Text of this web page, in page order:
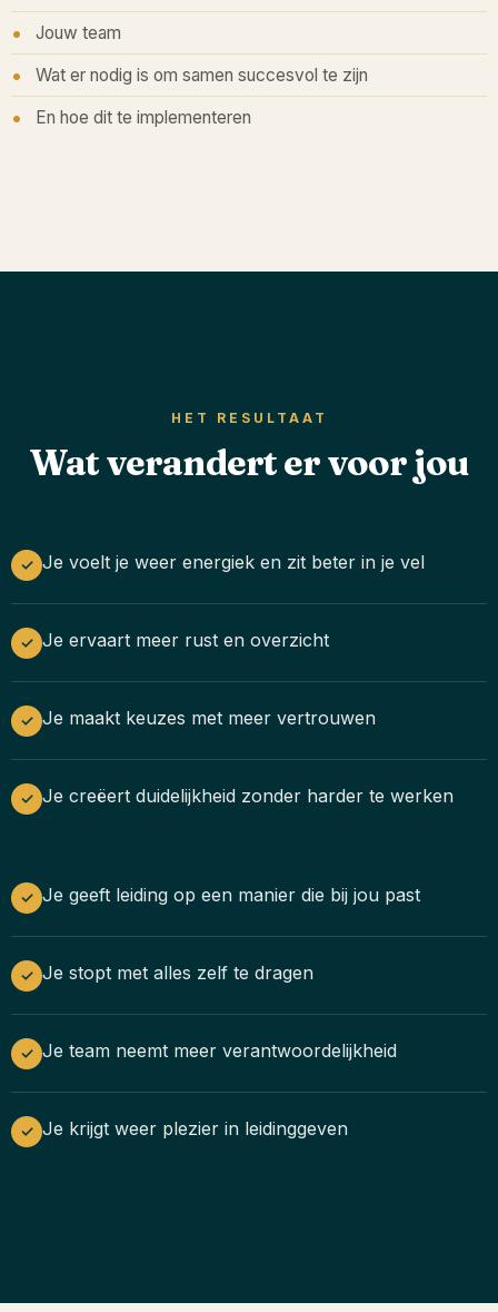
Jouw team
Wat er nodig is om samen succesvol te zijn
En hoe dit te implementeren
HET RESULTAAT
Wat verandert er voor jou
✓ Je voelt je weer energiek en zit beter in je vel
✓ Je ervaart meer rust en overzicht
✓ Je maakt keuzes met meer vertrouwen
✓ Je creëert duidelijkheid zonder harder te werken
✓ Je geeft leiding op een manier die bij jou past
✓ Je stopt met alles zelf te dragen
✓ Je team neemt meer verantwoordelijkheid
✓ Je krijgt weer plezier in leidinggeven